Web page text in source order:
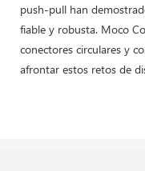
push-pull han
fiable y robusta. Moco
conectores circulares y
afrontar estos retos de